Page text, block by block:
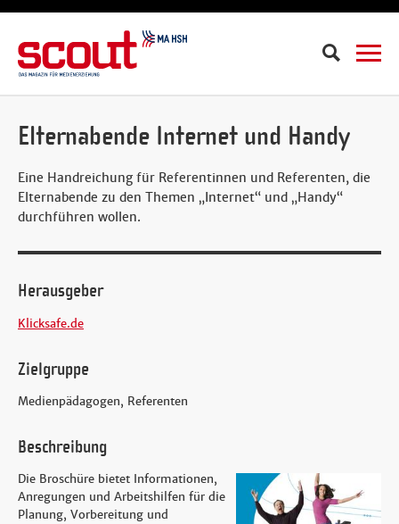
Suche
Elternabende Internet und Handy
Eine Handreichung für Referentinnen und Referenten, die
Elternabende zu den Themen „Internet“ und „Handy“
durchführen wollen.
Herausgeber
Klicksafe.de
Zielgruppe
Medienpädagogen, Referenten
Beschreibung
Die Broschüre bietet Informationen,
Anregungen und Arbeitshilfen für die
Planung, Vorbereitung und